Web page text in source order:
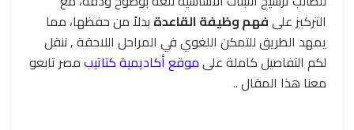
التركيز علىفهم وظيفة القاعدة بدلاً من حفظها، مما
يمهد الطريق للتمكن اللغوي في المراحل اللاحقة , ننقل
لكم التفاصيل كاملة علىموقع أكاديمية كتاتيبمصر تابعو
معنا هذا المقال ..